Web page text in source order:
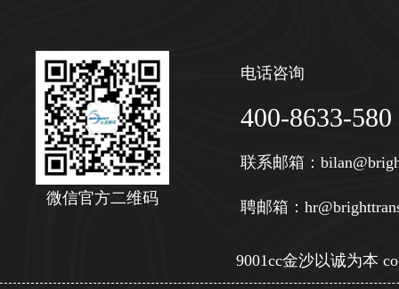
微信官方二维码
电话咨询
400-8633-580
联系邮箱：
聘邮箱：
9001cc金沙以诚为本